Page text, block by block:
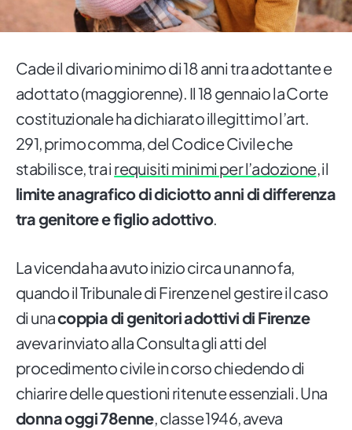
Cade il divario minimo di 18 anni tra adottante e
adottato (maggiorenne). Il 18 gennaio la Corte
costituzionale ha dichiarato illegittimo l’art.
291, primo comma, del Codice Civile che
stabilisce, tra i requisiti minimi per l’adozione, il
limite anagrafico di diciotto anni di differenza
tra genitore e figlio adottivo.
La vicenda ha avuto inizio circa un anno fa,
quando il Tribunale di Firenze nel gestire il caso
di unacoppia di genitori adottivi di Firenze
aveva rinviato alla Consulta gli atti del
procedimento civile in corso chiedendo di
chiarire delle questioni ritenute essenziali. Una
donna oggi 78enne, classe 1946, aveva